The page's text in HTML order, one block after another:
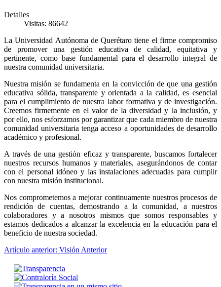
Detalles
Visitas: 86642
La Universidad Autónoma de Querétaro tiene el firme compromiso
de promover una gestión educativa de calidad, equitativa y
pertinente, como base fundamental para el desarrollo integral de
nuestra comunidad universitaria.
Nuestra misión se fundamenta en la convicción de que una gestión
educativa sólida, transparente y orientada a la calidad, es esencial
para el cumplimiento de nuestra labor formativa y de investigación.
Creemos firmemente en el valor de la diversidad y la inclusión, y
por ello, nos esforzamos por garantizar que cada miembro de nuestra
comunidad universitaria tenga acceso a oportunidades de desarrollo
académico y profesional.
A través de una gestión eficaz y transparente, buscamos fortalecer
nuestros recursos humanos y materiales, asegurándonos de contar
con el personal idóneo y las instalaciones adecuadas para cumplir
con nuestra misión institucional.
Nos comprometemos a mejorar continuamente nuestros procesos de
rendición de cuentas, demostrando a la comunidad, a nuestros
colaboradores y a nosotros mismos que somos responsables y
estamos dedicados a alcanzar la excelencia en la educación para el
beneficio de nuestra sociedad.
Artículo anterior: Visión Anterior